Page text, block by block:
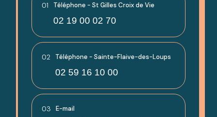
01 Téléphone - St Gilles Croix de Vie
02 19 00 02 70
02 Téléphone - Sainte-Flaive-des-Loups
02 59 16 10 00
03 E-mail